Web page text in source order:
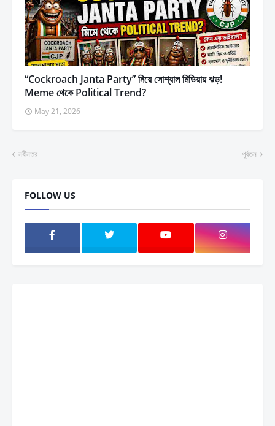
“Cockroach Janta Party” নিয়ে সোশ্যাল মিডিয়ায় ঝড়!
Meme থেকে Political Trend?
May 21, 2026
নবীনতর পূর্বতন
FOLLOW US